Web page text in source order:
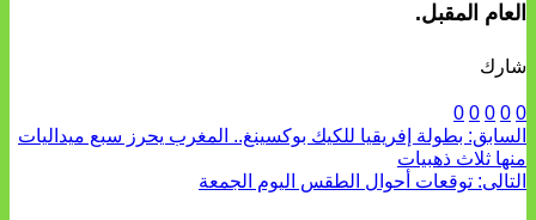
العام المقبل.
شارك
0
0
0
0
0
السابق: بطولة إفريقيا للكيك بوكسينغ.. المغرب يحرز سبع ميداليات
منها ثلاث ذهبيات
التالى: توقعات أحوال الطقس اليوم الجمعة